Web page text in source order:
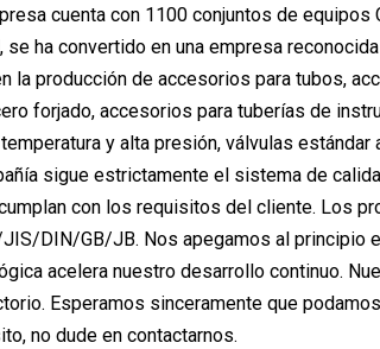
cuenta con 1100 conjuntos de
ha convertido en una empresa
la producción de accesorios para tubos,
forjado, accesorios para tuberías de
y alta presión, válvulas
sigue estrictamente el sistema de
con los requisitos del cliente. Los
DIN/GB/JB. Nos apegamos al principio
acelera nuestro desarrollo continuo.
Esperamos sinceramente que
no dude en contactarnos.